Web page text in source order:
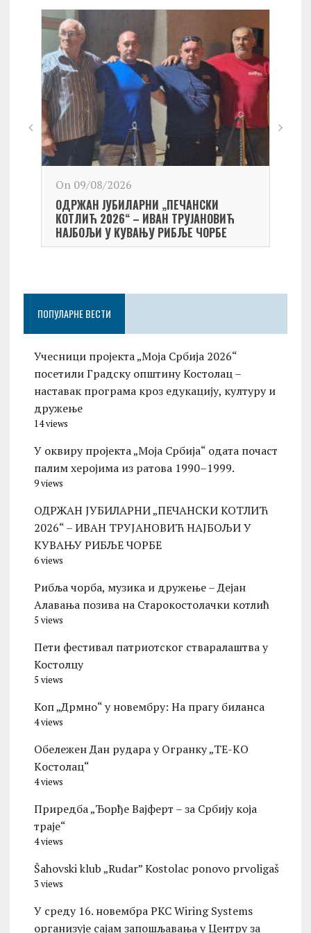
On 09/08/2026
ОДРЖАН ЈУБИЛАРНИ „ПЕЧАНСКИ
КОТЛИЋ 2026“ – ИВАН ТРУЈАНОВИЋ
НАЈБОЉИ У КУВАЊУ РИБЉЕ ЧОРБЕ
ПОПУЛАРНЕ ВЕСТИ
Учесници пројекта „Моја Србија 2026“
посетили Градску општину Костолац –
наставак програма кроз едукацију, културу и
дружење
14 views
У оквиру пројекта „Моја Србија“ одата почаст
палим херојима из ратова 1990–1999.
9 views
ОДРЖАН ЈУБИЛАРНИ „ПЕЧАНСКИ КОТЛИЋ
2026“ – ИВАН ТРУЈАНОВИЋ НАЈБОЉИ У
КУВАЊУ РИБЉЕ ЧОРБЕ
6 views
Рибља чорба, музика и дружење – Дејан
Алавања позива на Старокостолачки котлић
5 views
Пети фестивал патриотског стваралаштва у
Костолцу
5 views
Коп „Дрмно“ у новембру: На прагу биланса
4 views
Обележен Дан рудара у Огранку „ТЕ-KО
Kостолац“
4 views
Приредба „Ђорђе Вајферт – за Србију која
траје“
4 views
Šahovski klub „Rudar” Kostolac ponovo prvoligaš
3 views
У среду 16. новембра PKC Wiring Systems
организује сајам запошљавања у Центру за